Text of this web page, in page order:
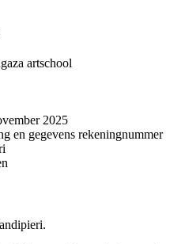
artschool
2025
en gegevens rekeningnummer